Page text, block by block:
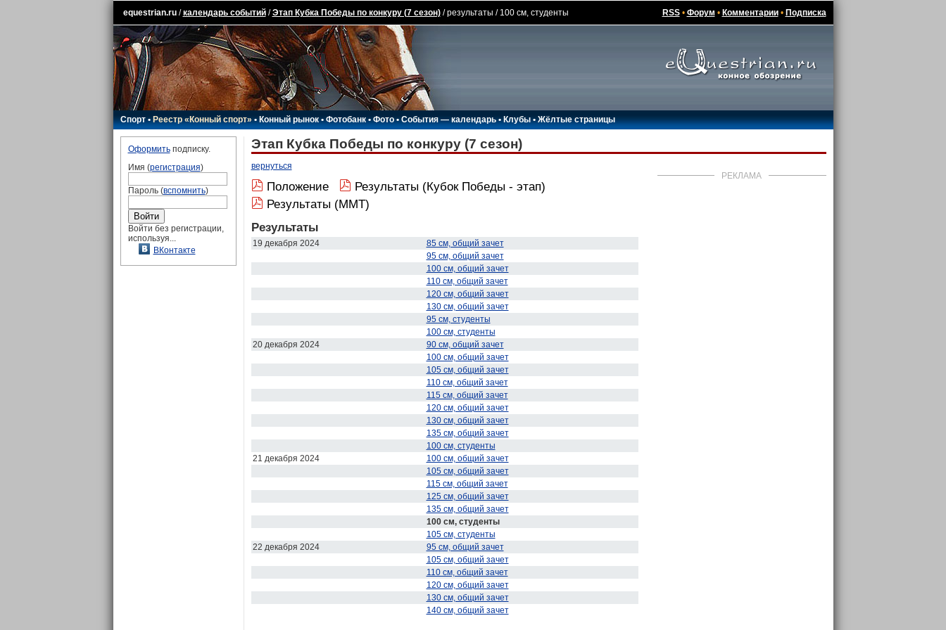
equestrian.ru/календарь событий/Этап Кубка Победы по конкуру (7 сезон)/ результаты / 100 см, студенты RSS• Форум • Комментарии• Подписка
Спорт•Реестр «Конный спорт»•Конный рынок•Фотобанк •Фото•События — календарь•Клубы •Жёлтые страницы
Оформитьподписку.
Имя (регистрация)
Пароль (вспомнить)
Войти без регистрации,
используя...
ВКонтакте
Этап Кубка Победы по конкуру (7 сезон)
вернуться
РЕКЛАМА
Положение
Результаты (Кубок Победы - этап)
Результаты (ММТ)
Результаты
19 декабря 2024
85 см, общий зачет
95 см, общий зачет
100 см, общий зачет
110 см, общий зачет
120 см, общий зачет
130 см, общий зачет
95 см, студенты
100 см, студенты
20 декабря 2024
90 см, общий зачет
100 см, общий зачет
105 см, общий зачет
110 см, общий зачет
115 см, общий зачет
120 см, общий зачет
130 см, общий зачет
135 см, общий зачет
100 см, студенты
21 декабря 2024
100 см, общий зачет
105 см, общий зачет
115 см, общий зачет
125 см, общий зачет
135 см, общий зачет
100 см, студенты
105 см, студенты
22 декабря 2024
95 см, общий зачет
105 см, общий зачет
110 см, общий зачет
120 см, общий зачет
130 см, общий зачет
140 см, общий зачет